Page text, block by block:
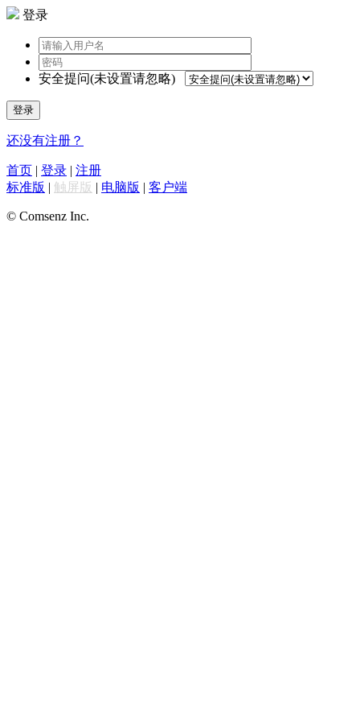
登录
安全提问(未设置请忽略)
登录
还没有注册？
首页 | 登录 | 注册
标准版 | 触屏版 | 电脑版 | 客户端
© Comsenz Inc.